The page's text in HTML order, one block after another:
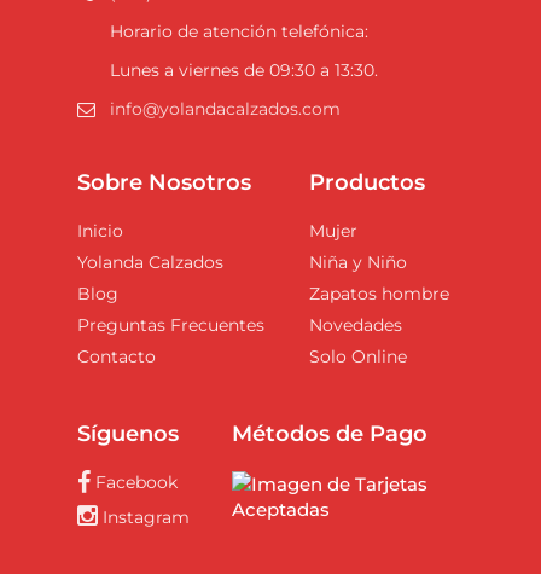
Horario de atención telefónica:
Lunes a viernes de 09:30 a 13:30.
info@yolandacalzados.com
Sobre Nosotros
Inicio
Yolanda Calzados
Blog
Preguntas Frecuentes
Contacto
Productos
Mujer
Niña y Niño
Zapatos hombre
Novedades
Solo Online
Síguenos
Facebook
Instagram
Métodos de Pago